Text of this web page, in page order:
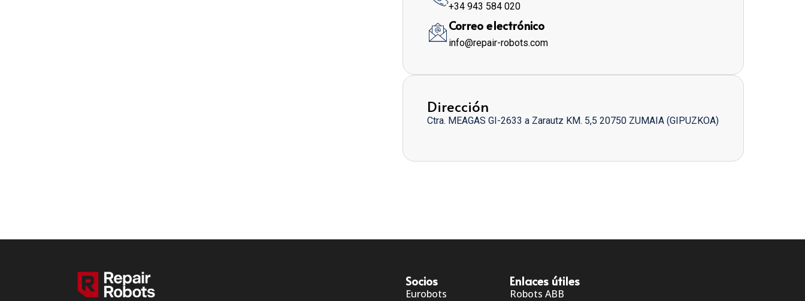
+34 943 584 020
Correo electrónico
info@repair-robots.com
Dirección
Ctra. MEAGAS GI-2633 a Zarautz KM. 5,5 20750 ZUMAIA (GIPUZKOA)
Socios
Eurobots
Enlaces útiles
Robots ABB